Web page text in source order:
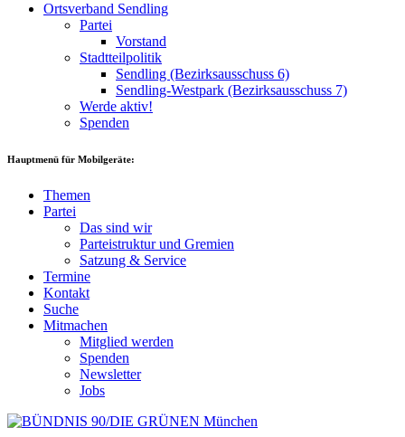
Ortsverband Sendling
Partei
Vorstand
Stadtteilpolitik
Sendling (Bezirksausschuss 6)
Sendling-Westpark (Bezirksausschuss 7)
Werde aktiv!
Spenden
Hauptmenü für Mobilgeräte:
Themen
Partei
Das sind wir
Parteistruktur und Gremien
Satzung & Service
Termine
Kontakt
Suche
Mitmachen
Mitglied werden
Spenden
Newsletter
Jobs